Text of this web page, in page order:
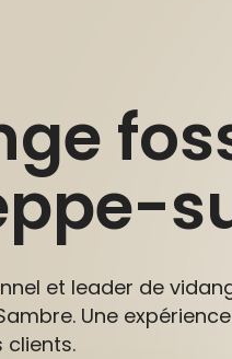
et leader de
Une
clients.